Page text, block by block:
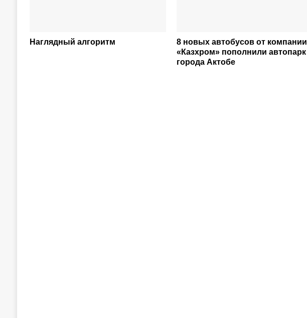
Наглядный алгоритм
8 новых автобусов от компании
«Казхром» пополнили автопарк
города Актобе